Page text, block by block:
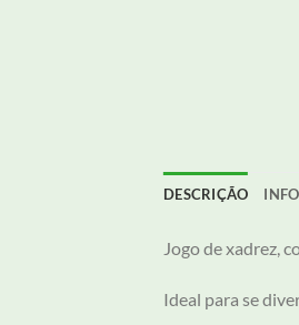
DESCRIÇÃO
Jogo de xadrez,
Ideal para se